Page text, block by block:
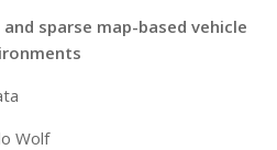
sparse map-based vehicle
Wolf